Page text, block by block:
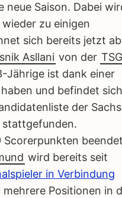
Saison. Dabei
zu einigen
sich bereits jetzt
Asllani von der TSG
Jährige ist dank einer
und befindet
der
stattgefunden.
Scorerpunkten
wird bereits seit
in Verbindung
Positionen in